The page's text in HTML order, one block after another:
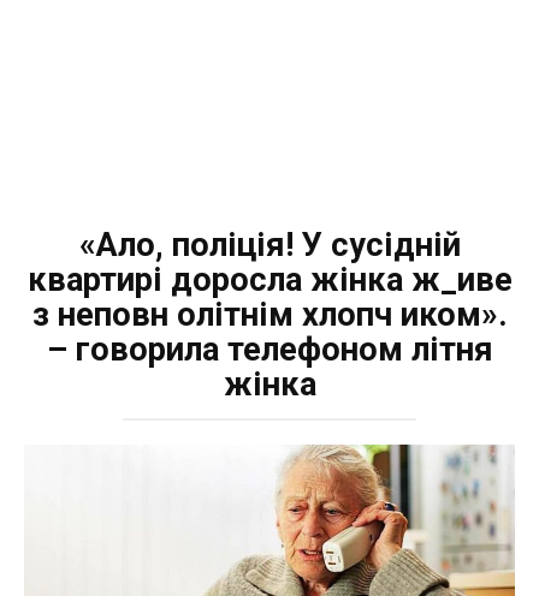
«Ало, поліція! У сусідній
квартирі доросла жінка ж_иве
з неповн олітнім хлопч иком».
– говорила телефоном літня
жінка